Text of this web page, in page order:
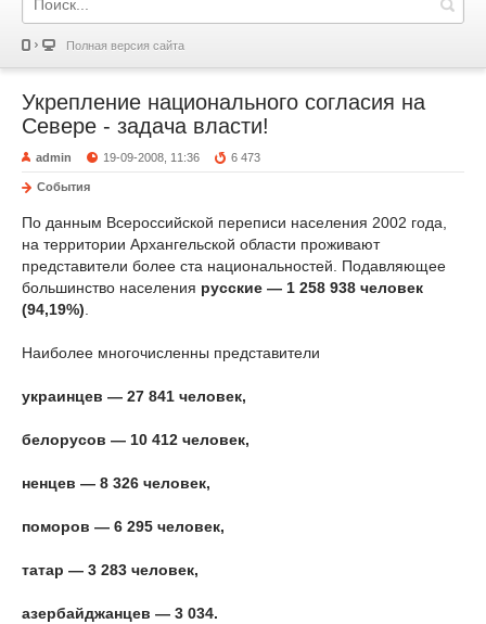
Полная версия сайта
Укрепление национального согласия на
Севере - задача власти!
admin 19-09-2008, 11:36 6 473
События
По данным Всероссийской переписи населения 2002 года,
на территории Архангельской области проживают
представители более ста национальностей. Подавляющее
большинство населения русские — 1 258 938 человек
(94,19%)
Наиболее многочисленны представители
украинцев — 27 841 человек,
белорусов — 10 412 человек,
ненцев — 8 326 человек,
поморов — 6 295 человек,
татар — 3 283 человек,
азербайджанцев — 3 034.